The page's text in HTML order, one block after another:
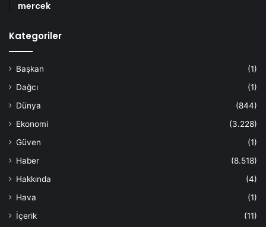
mercek
Kategoriler
Başkan
(1)
Dağcı
(1)
Dünya
(844)
Ekonomi
(3.228)
Güven
(1)
Haber
(8.518)
Hakkında
(4)
Hava
(1)
İçerik
(11)